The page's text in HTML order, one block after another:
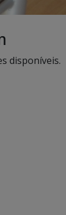
disponíveis.